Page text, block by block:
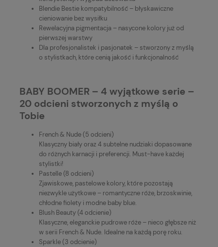
Blendie Bestie kompatybilność – błyskawiczne
cieniowanie bez wysiłku
Rewelacyjna pigmentacja – nasycone kolory już od
pierwszej warstwy
Dla profesjonalistek i pasjonatek – stworzony z myślą
o stylistkach, które cenią jakość i funkcjonalność
BABY BOOMER – 4 wyjątkowe serie –
20 odcieni stworzonych z myślą o
Tobie
French & Nude (5 odcieni)
Klasyczny biały oraz 4 subtelne nudziaki dopasowane
do różnych karnacji i preferencji. Must-have każdej
stylistki!
Pastelle (8 odcieni)
Zjawiskowe, pastelowe kolory, które pozostają
niezwykle użytkowe – romantyczne róże, brzoskwinie,
chłodne fiolety i modne baby blue.
Blush Beauty (4 odcienie)
Klasyczne, eleganckie pudrowe róże – nieco głębsze niż
w serii French & Nude. Idealne na każdą porę roku.
Sparkle (3 odcienie)